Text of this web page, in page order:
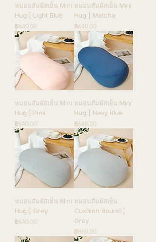
หมอนสัมผัสเย็น Mini
Hug | Light Blue
ราคา
฿640.00
หมอนสัมผัสเย็น Mini
Hug | Matcha
ราคา
฿640.00
หมอนสัมผัสเย็น Mini
Hug | Pink
ราคา
฿640.00
หมอนสัมผัสเย็น Mini
Hug | Navy Blue
ราคา
฿640.00
หมอนสัมผัสเย็น Mini
Hug | Grey
ราคา
฿640.00
หมอนสัมผัสเย็น
Cushion Round |
Grey
ราคา
฿860.00